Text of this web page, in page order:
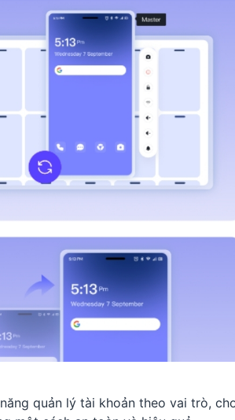
quản lý tài khoản theo vai trò,